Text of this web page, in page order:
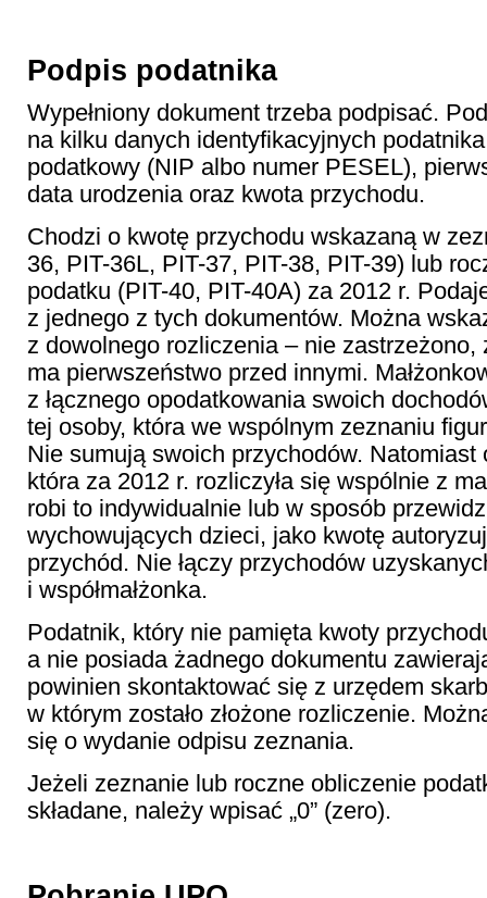
Podpis podatnika
Wypełniony dokument trzeba podpisać.
na kilku danych identyfikacyjnych
podatkowy (NIP albo numer PESEL),
data urodzenia oraz kwota przychodu.
Chodzi o kwotę przychodu wskazaną w
36, PIT-36L, PIT-37, PIT-38, PIT-39) lub
podatku (PIT-40, PIT-40A) za 2012 r.
z jednego z tych dokumentów. Można
z dowolnego rozliczenia – nie zastrzeżono,
ma pierwszeństwo przed innymi.
z łącznego opodatkowania swoich
tej osoby, która we wspólnym zeznaniu
Nie sumują swoich przychodów. Natomiast
która za 2012 r. rozliczyła się wspólnie z
robi to indywidualnie lub w sposób
wychowujących dzieci, jako kwotę
przychód. Nie łączy przychodów
i współmałżonka.
Podatnik, który nie pamięta kwoty
a nie posiada żadnego dokumentu
powinien skontaktować się z urzędem
w którym zostało złożone rozliczenie.
się o wydanie odpisu zeznania.
Jeżeli zeznanie lub roczne obliczenie
składane, należy wpisać „0” (zero).